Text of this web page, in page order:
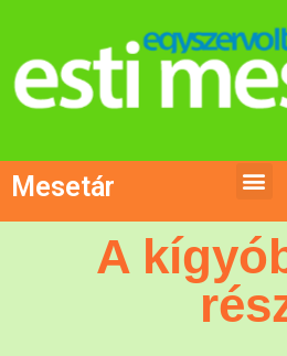
Mesetár
A